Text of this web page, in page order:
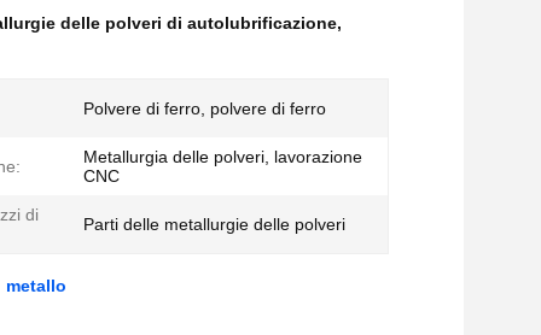
delle polveri di autolubrificazione,
Polvere di ferro, polvere di ferro
Metallurgia delle polveri, lavorazione
CNC
di
Parti delle metallurgie delle polveri
metallo